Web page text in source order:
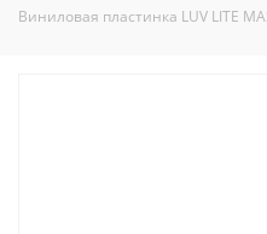
Виниловая пластинка LUV LITE